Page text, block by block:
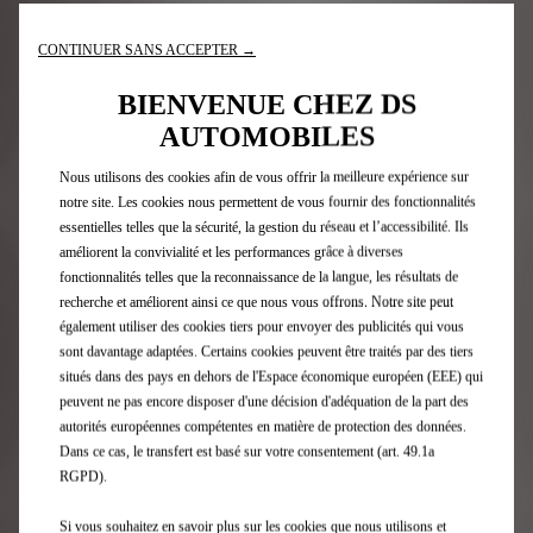
MAINTENANCE E-BOOK
Votre carnet d'entretien DS se
CONTINUER SANS ACCEPTER →
BIENVENUE CHEZ DS
AUTOMOBILES
Nous utilisons des cookies afin de vous offrir la meilleure expérience sur
notre site. Les cookies nous permettent de vous fournir des fonctionnalités
essentielles telles que la sécurité, la gestion du réseau et l’accessibilité. Ils
améliorent la convivialité et les performances grâce à diverses
fonctionnalités telles que la reconnaissance de la langue, les résultats de
recherche et améliorent ainsi ce que nous vous offrons. Notre site peut
également utiliser des cookies tiers pour envoyer des publicités qui vous
sont davantage adaptées. Certains cookies peuvent être traités par des tiers
situés dans des pays en dehors de l'Espace économique européen (EEE) qui
peuvent ne pas encore disposer d'une décision d'adéquation de la part des
autorités européennes compétentes en matière de protection des données.
Dans ce cas, le transfert est basé sur votre consentement (art. 49.1a
RGPD).
Si vous souhaitez en savoir plus sur les cookies que nous utilisons et